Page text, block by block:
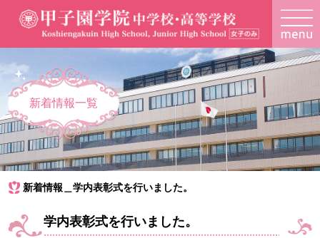
新着情報一覧
新着情報＿学内表彰式を行いました。
学内表彰式を行いました。